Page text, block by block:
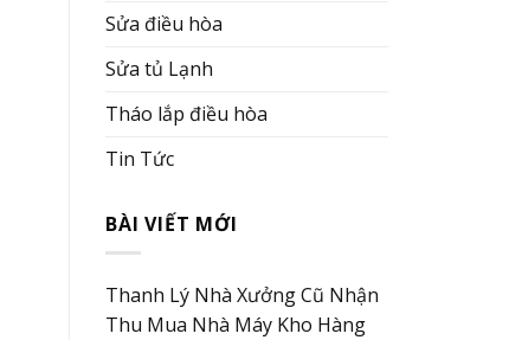
Sửa điều hòa
Sửa tủ Lạnh
Tháo lắp điều hòa
Tin Tức
BÀI VIẾT MỚI
Thanh Lý Nhà Xưởng Cũ Nhận
Thu Mua Nhà Máy Kho Hàng